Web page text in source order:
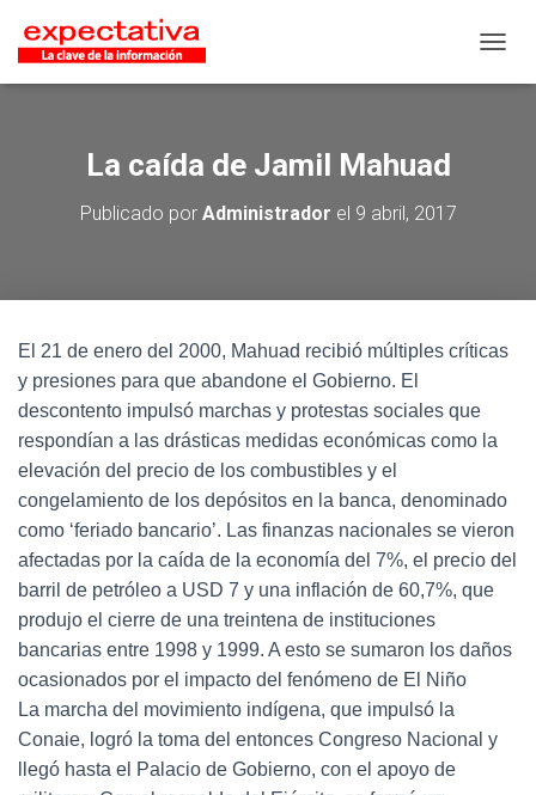
La caída de Jamil Mahuad
Publicado por Administrador el 9 abril, 2017
El 21 de enero del 2000, Mahuad recibió múltiples críticas
y presiones para que abandone el Gobierno. El
descontento impulsó marchas y protestas sociales que
respondían a las drásticas medidas económicas como la
elevación del precio de los combustibles y el
congelamiento de los depósitos en la banca, denominado
como ‘feriado bancario’. Las finanzas nacionales se vieron
afectadas por la caída de la economía del 7%, el precio del
barril de petróleo a USD 7 y una inflación de 60,7%, que
produjo el cierre de una treintena de instituciones
bancarias entre 1998 y 1999. A esto se sumaron los daños
ocasionados por el impacto del fenómeno de El Niño
La marcha del movimiento indígena, que impulsó la
Conaie, logró la toma del entonces Congreso Nacional y
llegó hasta el Palacio de Gobierno, con el apoyo de